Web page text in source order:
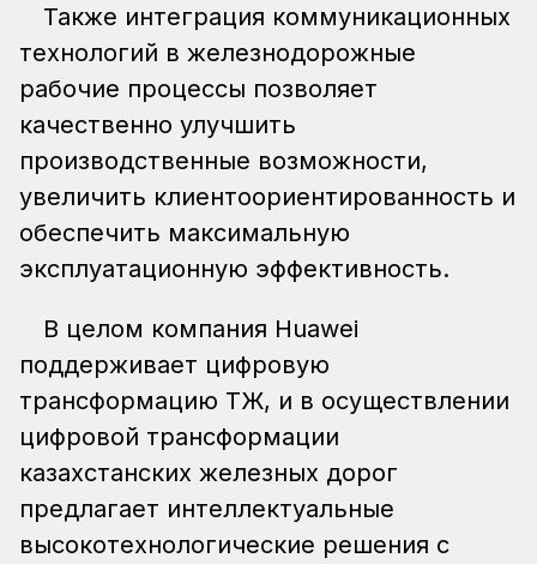
Также интеграция коммуникационных
технологий в железнодорожные
рабочие процессы позволяет
качественно улучшить
производственные возможности,
увеличить клиентоориентированность и
обеспечить максимальную
эксплуатационную эффективность.
В целом компания Huawei
поддерживает цифровую
трансформацию ҚТЖ, и в осуществлении
цифровой трансформации
казахстанских железных дорог
предлагает интеллектуальные
высокотехнологические решения с